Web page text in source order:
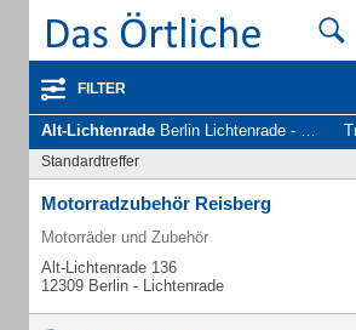
FILTER
Alt-Lichtenrade Berlin Lichtenrade - Unternehmen und Personen
Standardtreffer
Motorradzubehör Reisberg
Motorräder und Zubehör
Alt-Lichtenrade 136
12309 Berlin - Lichtenrade